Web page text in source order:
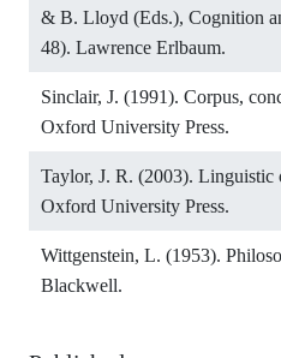
& B. Lloyd (Eds.), Cognition
48). Lawrence Erlbaum.
Sinclair, J. (1991). Corpus,
Oxford University Press.
Taylor, J. R. (2003). Linguistic
Oxford University Press.
Wittgenstein, L. (1953).
Blackwell.